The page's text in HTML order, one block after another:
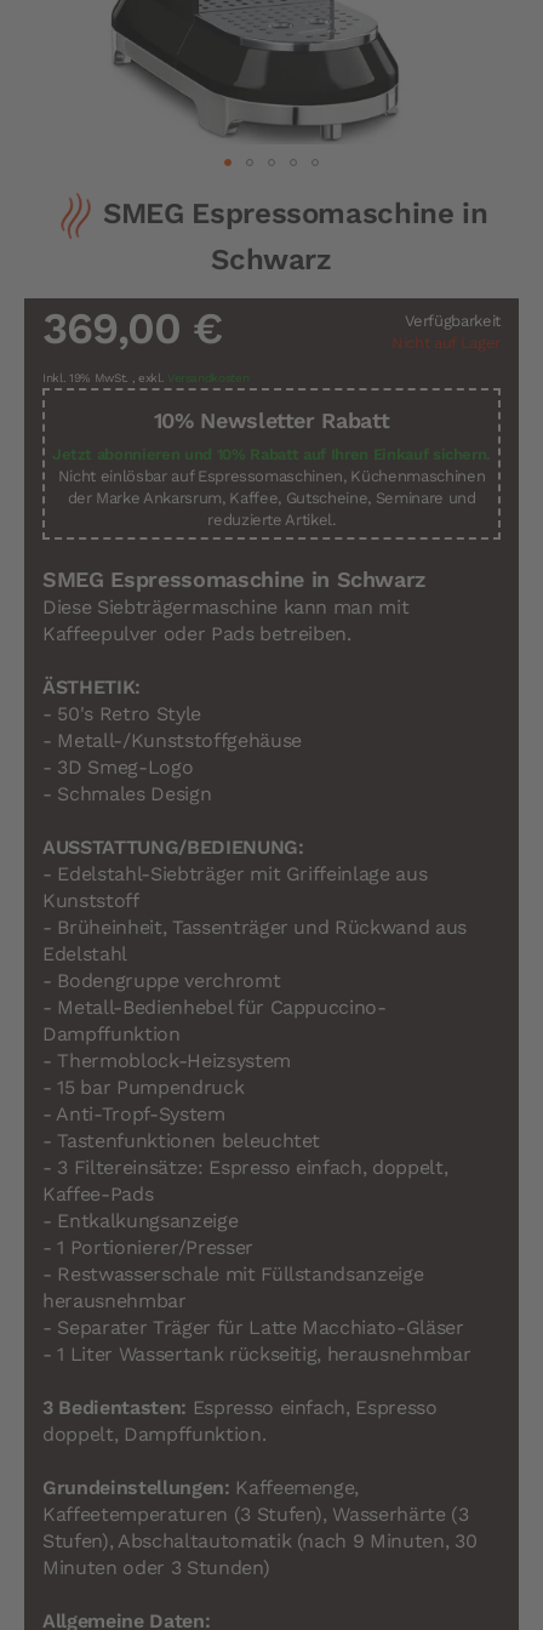
Anfang
SMEG Espressomaschine in
Schwarz
Verfügbarkeit
Nicht auf Lager
369,00 €
Inkl. 19% MwSt. , exkl. Versandkosten
10% Newsletter Rabatt
Jetzt abonnieren und 10% Rabatt auf Ihren Einkauf sichern.
Nicht einlösbar auf Espressomaschinen, Küchenmaschinen
der Marke Ankarsrum, Kaffee, Gutscheine, Seminare und
reduzierte Artikel.
SMEG Espressomaschine in Schwarz
Diese Siebträgermaschine kann man mit
Kaffeepulver oder Pads betreiben.
ÄSTHETIK:
- 50's Retro Style
- Metall-/Kunststoffgehäuse
- 3D Smeg-Logo
- Schmales Design
AUSSTATTUNG/BEDIENUNG:
- Edelstahl-Siebträger mit Griffeinlage aus
Kunststoff
- Brüheinheit, Tassenträger und Rückwand aus
Edelstahl
- Bodengruppe verchromt
- Metall-Bedienhebel für Cappuccino-
Dampffunktion
- Thermoblock-Heizsystem
- 15 bar Pumpendruck
- Anti-Tropf-System
- Tastenfunktionen beleuchtet
- 3 Filtereinsätze: Espresso einfach, doppelt,
Kaffee-Pads
- Entkalkungsanzeige
- 1 Portionierer/Presser
- Restwasserschale mit Füllstandsanzeige
herausnehmbar
- Separater Träger für Latte Macchiato-Gläser
- 1 Liter Wassertank rückseitig, herausnehmbar
3 Bedientasten: Espresso einfach, Espresso
doppelt, Dampffunktion.
Grundeinstellungen: Kaffeemenge,
Kaffeetemperaturen (3 Stufen), Wasserhärte (3
Stufen), Abschaltautomatik (nach 9 Minuten, 30
Minuten oder 3 Stunden)
Allgemeine Daten: